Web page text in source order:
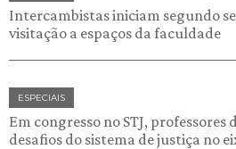
Intercambistas iniciam segundo
visitação a espaços da faculdade
ESPECIAIS
Em congresso no STJ, professores
desafios do sistema de justiça no